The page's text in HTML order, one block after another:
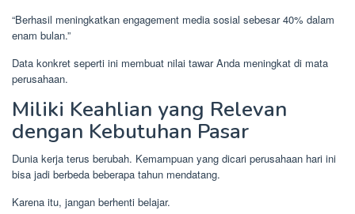
“Berhasil meningkatkan engagement media sosial sebesar 40% dalam
enam bulan.”
Data konkret seperti ini membuat nilai tawar Anda meningkat di mata
perusahaan.
Miliki Keahlian yang Relevan
dengan Kebutuhan Pasar
Dunia kerja terus berubah. Kemampuan yang dicari perusahaan hari ini
bisa jadi berbeda beberapa tahun mendatang.
Karena itu, jangan berhenti belajar.